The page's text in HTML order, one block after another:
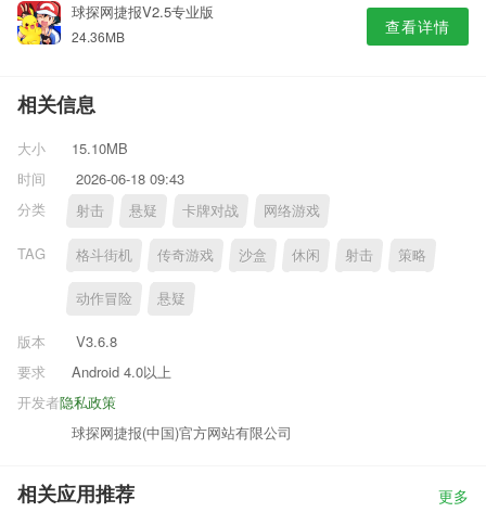
球探网捷报V2.5专业版
24.36MB 查看详情
相关信息
大小
15.10MB
时间
2026-06-18 09:43
分类
射击 悬疑 卡牌对战 网络游戏
TAG 格斗街机 传奇游戏 沙盒 休闲 射击 策略
动作冒险 悬疑
版本
V3.6.8
要求
Android 4.0以上
隐私政策
开发者
球探网捷报(中国)官方网站有限公司
相关应用推荐 更多